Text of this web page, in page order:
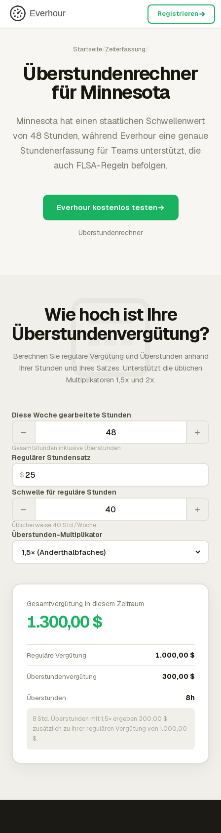
Everhour Registrieren
Startseite/Zeiterfassung/
Überstundenrechner
für Minnesota
Minnesota hat einen staatlichen Schwellenwert
von 48 Stunden, während Everhour eine genaue
Stundenerfassung für Teams unterstützt, die
auch FLSA-Regeln befolgen.
Everhour kostenlos testen
Überstundenrechner
Wie hoch ist Ihre
Überstundenvergütung?
Berechnen Sie reguläre Vergütung und Überstunden anhand
Ihrer Stunden und Ihres Satzes. Unterstützt die üblichen
Multiplikatoren 1,5x und 2x.
Diese Woche gearbeitete Stunden
− +
Gesamtstunden inklusive Überstunden
Regulärer Stundensatz
$
Schwelle für reguläre Stunden
− +
Üblicherweise 40 Std./Woche
Überstunden-Multiplikator
Gesamtvergütung in diesem Zeitraum
1.300,00 $
Reguläre Vergütung 1.000,00 $
Überstundenvergütung 300,00 $
Überstunden 8h
8 Std. Überstunden mit 1,5× ergeben 300,00 $
zusätzlich zu Ihrer regulären Vergütung von 1.000,00
$.